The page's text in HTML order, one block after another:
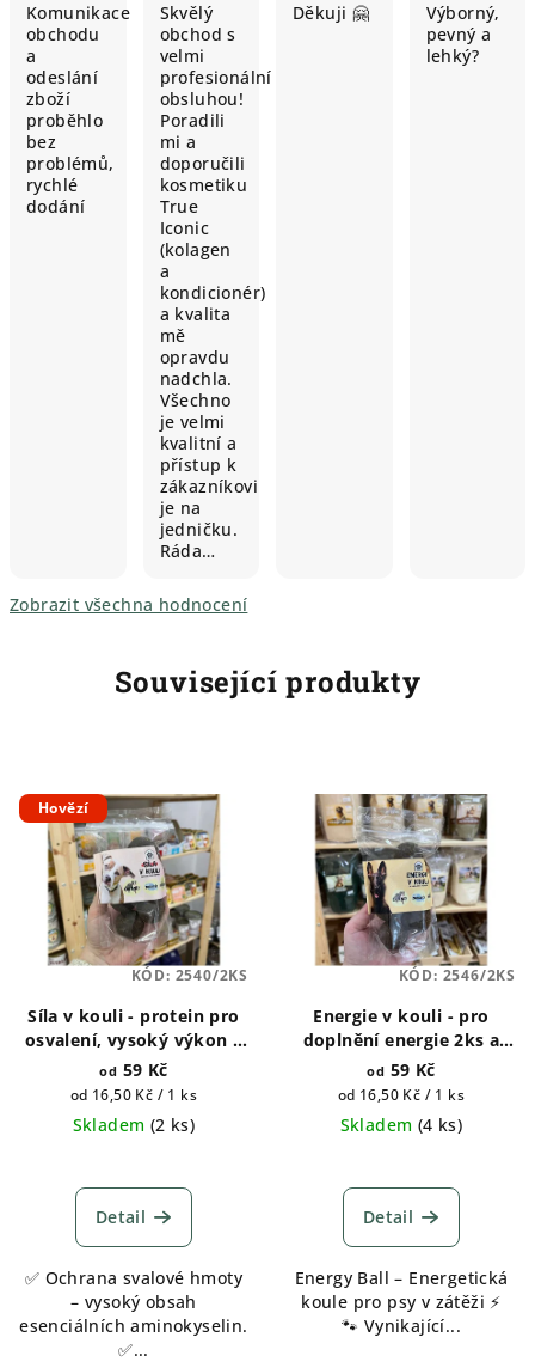
Komunikace
obchodu
a
odeslání
zboží
proběhlo
bez
problémů,
rychlé
dodání
Skvělý
obchod s
velmi
profesionální
obsluhou!
Poradili
mi a
doporučili
kosmetiku
True
Iconic
(kolagen
a
kondicionér)
a kvalita
mě
opravdu
nadchla.
Všechno
je velmi
kvalitní a
přístup k
zákazníkovi
je na
jedničku.
Ráda…
Děkuji 🤗
Výborný,
pevný a
lehký?
Zobrazit všechna hodnocení
Související produkty
Hovězí
Síla v kouli - protein pro
osvalení, vysoký výkon a
regeneraci psů
od 59 Kč
Měrná
cena:
od 16,50 Kč / 1 ks
Skladem (2 ks)
Detail
✅ Ochrana svalové hmoty
– vysoký obsah
esenciálních aminokyselin.
✅...
KÓD: 2540/2KS
Energie v kouli - pro
doplnění energie 2ks a
6ks
od 59 Kč
Měrná
cena:
od 16,50 Kč / 1 ks
Skladem (4 ks)
Detail
Energy Ball – Energetická
koule pro psy v zátěži ⚡
🐾 Vynikající...
KÓD: 2546/2KS